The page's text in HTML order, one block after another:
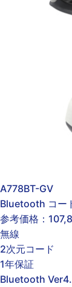
A778BT-GV
Bluetooth コー
参考価格：
無線
2次元コード
1年保証
Bluetooth